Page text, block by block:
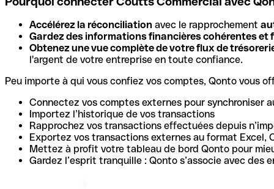
Accélérez la réconciliation avec le rapprochement
Gardez des informations financières cohérentes et
Obtenez une vue complète de votre flux de
l'argent de votre entreprise en toute confiance.
Peu importe à qui vous confiez vos comptes, Qonto vous
Connectez vos comptes externes pour synchroniser
Importez l’historique de vos transactions
Rapprochez vos transactions effectuées depuis
Exportez vos transactions externes au format Excel,
Mettez à profit votre tableau de bord Qonto pour
Gardez l’esprit tranquille : Qonto s’associe avec